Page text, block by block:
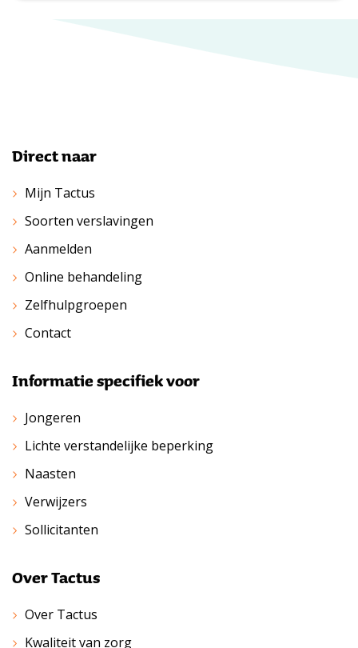
Direct naar
Mijn Tactus
Soorten verslavingen
Aanmelden
Online behandeling
Zelfhulpgroepen
Contact
Informatie specifiek voor
Jongeren
Lichte verstandelijke beperking
Naasten
Verwijzers
Sollicitanten
Over Tactus
Over Tactus
Kwaliteit van zorg